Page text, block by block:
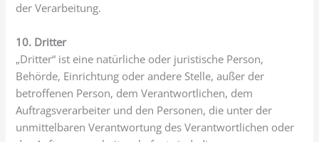
der Verarbeitung.
10. Dritter
„Dritter“ ist eine natürliche oder juristische Person,
Behörde, Einrichtung oder andere Stelle, außer der
betroffenen Person, dem Verantwortlichen, dem
Auftragsverarbeiter und den Personen, die unter der
unmittelbaren Verantwortung des Verantwortlichen oder